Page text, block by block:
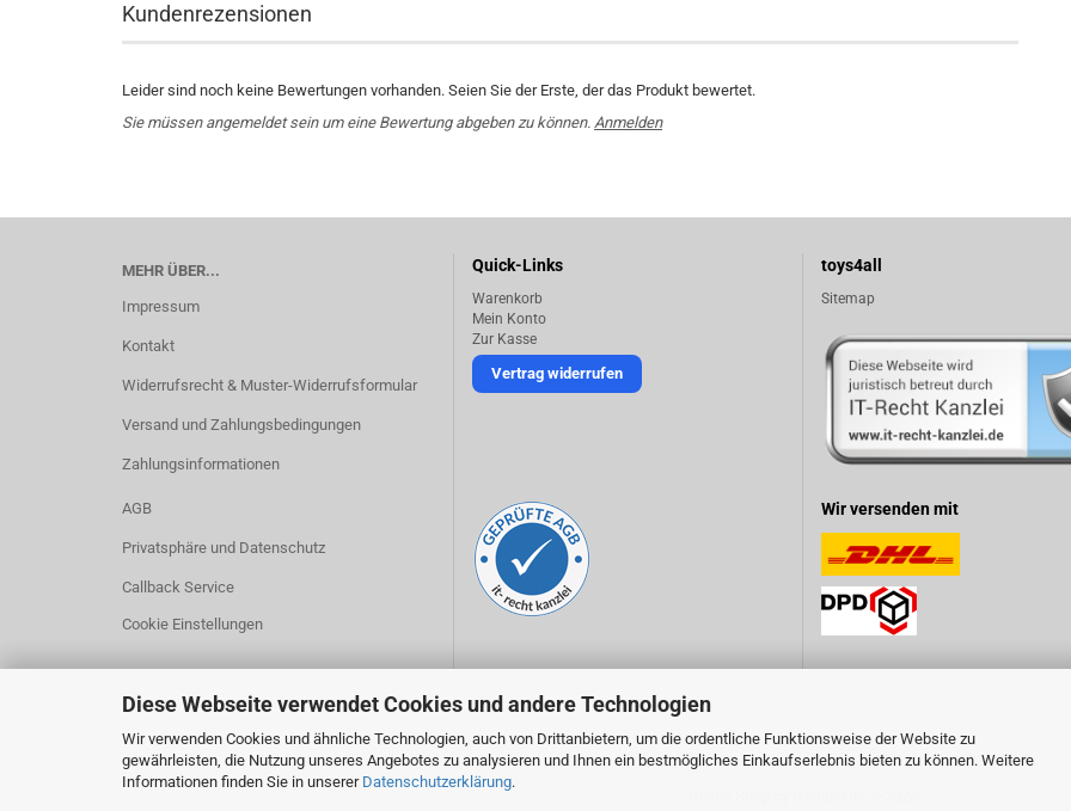
Diese Webseite verwendet Cookies und andere Technologien
Wir verwenden Cookies und ähnliche Technologien, auch von Drittanbietern, um die ordentliche Funktionsweise der Website zu
gewährleisten, die Nutzung unseres Angebotes zu analysieren und Ihnen ein bestmögliches Einkaufserlebnis bieten zu können. Weitere
Informationen finden Sie in unserer Datenschutzerklärung.
Kundenrezensionen
Leider sind noch keine Bewertungen vorhanden. Seien Sie der Erste, der das Produkt bewertet.
Sie müssen angemeldet sein um eine Bewertung abgeben zu können. Anmelden
MEHR ÜBER...
Impressum
Kontakt
Widerrufsrecht & Muster-Widerrufsformular
Versand und Zahlungsbedingungen
Zahlungsinformationen
AGB
Privatsphäre und Datenschutz
Callback Service
Cookie Einstellungen
Quick-Links
Warenkorb
Mein Konto
Zur Kasse
Vertrag widerrufen
toys4all
Sitemap
Wir versenden mit